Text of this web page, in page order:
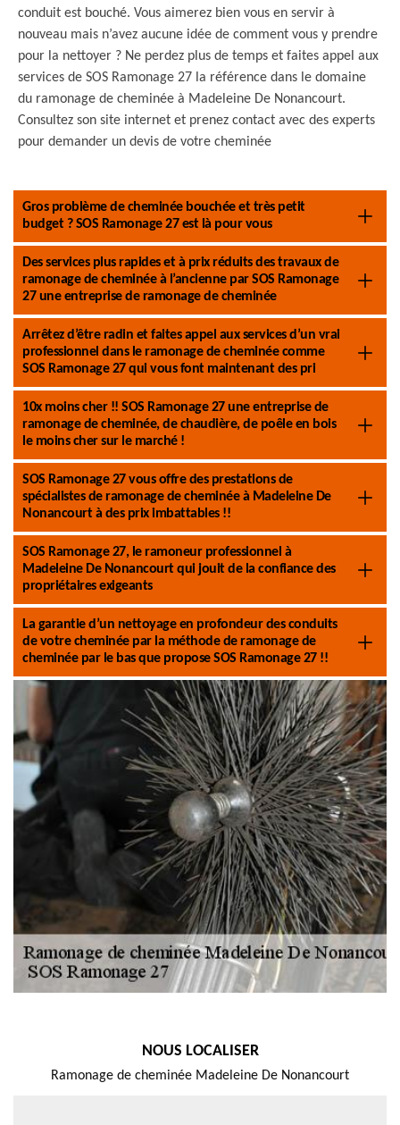
conduit est bouché. Vous aimerez bien vous en servir à
nouveau mais n’avez aucune idée de comment vous y prendre
pour la nettoyer ? Ne perdez plus de temps et faites appel aux
services de SOS Ramonage 27 la référence dans le domaine
du ramonage de cheminée à Madeleine De Nonancourt.
Consultez son site internet et prenez contact avec des experts
pour demander un devis de votre cheminée
Gros problème de cheminée bouchée et très petit
budget ? SOS Ramonage 27 est là pour vous
Des services plus rapides et à prix réduits des travaux de
ramonage de cheminée à l’ancienne par SOS Ramonage
27 une entreprise de ramonage de cheminée
Arrêtez d’être radin et faites appel aux services d’un vrai
professionnel dans le ramonage de cheminée comme
SOS Ramonage 27 qui vous font maintenant des pri
10x moins cher !! SOS Ramonage 27 une entreprise de
ramonage de cheminée, de chaudière, de poêle en bois
le moins cher sur le marché !
SOS Ramonage 27 vous offre des prestations de
spécialistes de ramonage de cheminée à Madeleine De
Nonancourt à des prix imbattables !!
SOS Ramonage 27, le ramoneur professionnel à
Madeleine De Nonancourt qui jouit de la confiance des
propriétaires exigeants
La garantie d’un nettoyage en profondeur des conduits
de votre cheminée par la méthode de ramonage de
cheminée par le bas que propose SOS Ramonage 27 !!
NOUS LOCALISER
Ramonage de cheminée Madeleine De Nonancourt